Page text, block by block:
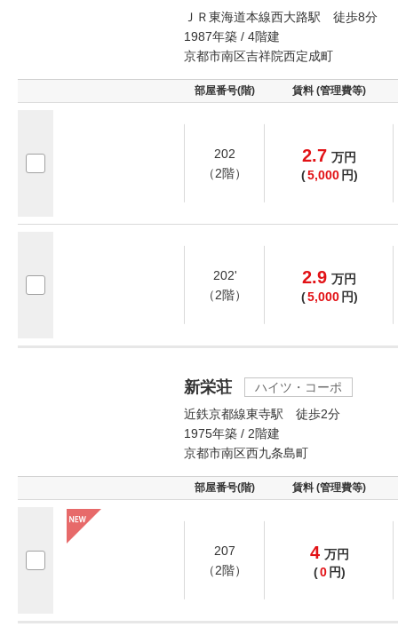
ＪＲ東海道本線西大路駅 徒歩8分
1987年築 / 4階建
京都市南区吉祥院西定成町
部屋番号(階) 賃料 (管理費等)
202
（2階）
2.7 万円
(5,000 円)
202'
（2階）
2.9 万円
(5,000 円)
新栄荘
ハイツ・コーポ
近鉄京都線東寺駅 徒歩2分
1975年築 / 2階建
京都市南区西九条島町
部屋番号(階) 賃料 (管理費等)
207
（2階）
4 万円
(0 円)